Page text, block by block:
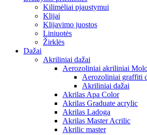
Kilimėliai pjaustymui
Klijai
Klijavimo juostos
Liniuotės
Žirklės
Dažai
Akriliniai dažai
Aerozoliniai akriliniai
Aerozoliniai graffiti
Akriliniai dažai
Akrilas Apa Color
Akrilas Graduate acrylic
Akrilas Ladoga
Akrilas Master Acrilic
Akrilic master